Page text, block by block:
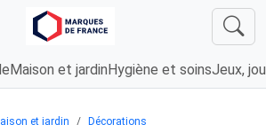
Maison et jardin Hygiène et soinsJeux,
et jardin
Décorations